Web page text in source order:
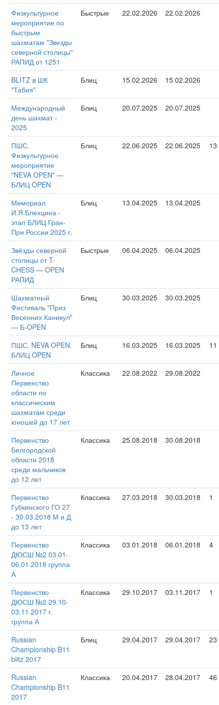
Физкультурное
мероприятие по
быстрым
шахматам "Звезды
северной столицы"
РАПИД от 1251
Быстрые 22.02.2026 22.02.2026
BLITZ в ШК
"Табия"
Блиц 15.02.2026 15.02.2026
Международный
день шахмат -
2025
Блиц 20.07.2025 20.07.2025
ПШС.
Физкультурное
мероприятие
"NEVA OPEN" —
БЛИЦ OPEN
Блиц 22.06.2025 22.06.2025 13
Мемориал
И.Я.Блехцина -
этап БЛИЦ Гран-
При России 2025 г.
Блиц 13.04.2025 13.04.2025
Звёзды северной
столицы от T-
CHESS — OPEN
РАПИД
Быстрые 06.04.2025 06.04.2025
Шахматный
Фестиваль "Приз
Весенних Каникул"
— Б-OPEN
Блиц 30.03.2025 30.03.2025
ПШС. NEVA OPEN.
БЛИЦ OPEN
Блиц 16.03.2025 16.03.2025 11
Личное
Первенство
области по
классическим
шахматам среди
юношей до 17 лет
Классика 22.08.2022 29.08.2022
Первенство
Белгородской
области 2018
среди мальчиков
до 12 лет
Классика 25.08.2018 30.08.2018
Первенство
Губкинского ГО 27
- 30.03.2018 М и Д
до 13 лет
Классика 27.03.2018 30.03.2018 1
Первенство
ДЮСШ №2 03.01-
06.01.2018 группа
А
Классика 03.01.2018 06.01.2018 4
Первенство
ДЮСШ №2 29.10-
03.11.2017 г.
группа А
Классика 29.10.2017 03.11.2017 1
Russian
Championship B11
blitz 2017
Блиц 29.04.2017 29.04.2017 23
Russian
Championship B11
2017
Классика 20.04.2017 28.04.2017 46